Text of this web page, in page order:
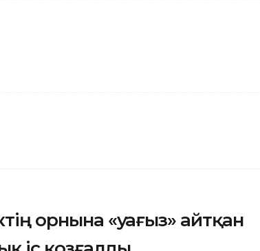
орнына «уағыз» айтқан